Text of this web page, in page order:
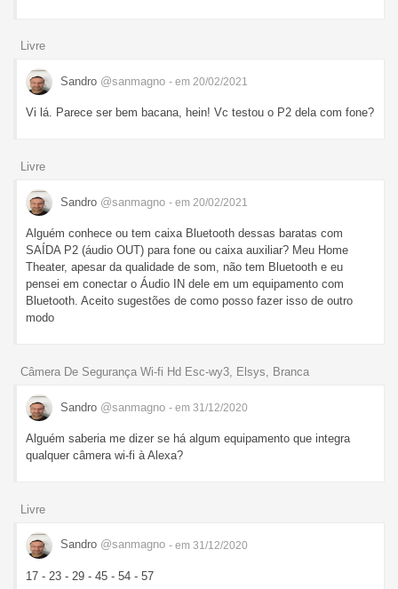
Livre
Sandro @sanmagno - em 20/02/2021
Vi lá. Parece ser bem bacana, hein! Vc testou o P2 dela com fone?
Livre
Sandro @sanmagno - em 20/02/2021
Alguém conhece ou tem caixa Bluetooth dessas baratas com
SAÍDA P2 (áudio OUT) para fone ou caixa auxiliar? Meu Home
Theater, apesar da qualidade de som, não tem Bluetooth e eu
pensei em conectar o Áudio IN dele em um equipamento com
Bluetooth. Aceito sugestões de como posso fazer isso de outro
modo
Câmera De Segurança Wi-fi Hd Esc-wy3, Elsys, Branca
Sandro @sanmagno - em 31/12/2020
Alguém saberia me dizer se há algum equipamento que integra
qualquer câmera wi-fi à Alexa?
Livre
Sandro @sanmagno - em 31/12/2020
17 - 23 - 29 - 45 - 54 - 57